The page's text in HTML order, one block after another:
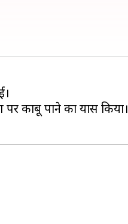
पाने का प्रयास किया।